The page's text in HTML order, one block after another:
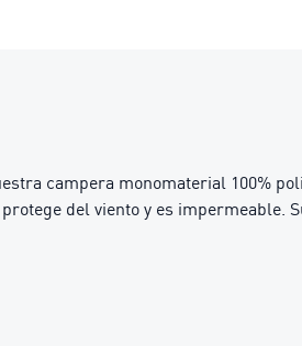
campera monomaterial 100%
del viento y es